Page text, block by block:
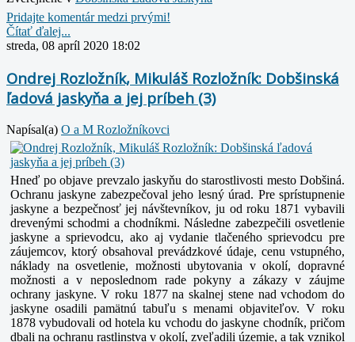
Pridajte komentár medzi prvými!
Čítať ďalej...
streda, 08 apríl 2020 18:02
Ondrej Rozložník, Mikuláš Rozložník: Dobšinská
ľadová jaskyňa a jej príbeh (3)
Napísal(a) O a M Rozložníkovci
Hneď po objave prevzalo jaskyňu do starostlivosti mesto Dobšiná.
Ochranu jaskyne zabezpečoval jeho lesný úrad. Pre sprístupnenie
jaskyne a bezpečnosť jej návštevníkov, ju od roku 1871 vybavili
drevenými schodmi a chodníkmi. Následne zabezpečili osvetlenie
jaskyne a sprievodcu, ako ajvydanie tlačeného sprievodcu pre
záujemcov, ktorý obsahoval prevádzkové údaje, cenu vstupného,
náklady na osvetlenie, možnosti ubytovania v okolí, dopravné
možnosti a v neposlednom rade pokyny a zákazy v záujme
ochrany jaskyne. V roku 1877 na skalnej stene nad vchodom do
jaskyne osadili pamätnú tabuľu s menami objaviteľov. V roku
1878 vybudovali od hotela ku vchodu do jaskyne chodník, pričom
dbali na ochranu rastlinstva v okolí, zveľadili územie, a tak vznikol